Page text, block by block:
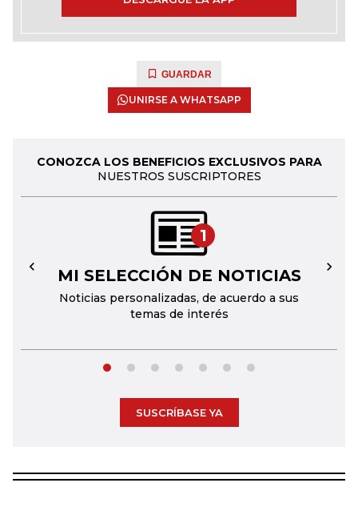
GUARDAR
UNIRSE A WHATSAPP
CONOZCA LOS BENEFICIOS EXCLUSIVOS PARA
NUESTROS SUSCRIPTORES
1
MI SELECCIÓN DE NOTICIAS
Noticias personalizadas, de acuerdo a sus
temas de interés
← →
SUSCRÍBASE YA